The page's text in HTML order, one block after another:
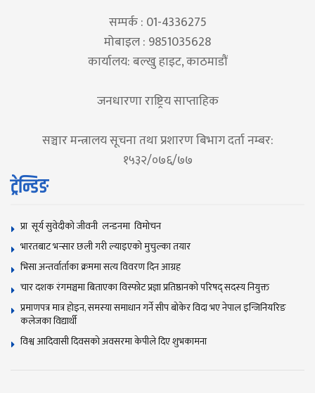
सम्पर्क : 01-4336275
मोबाइल : 9851035628
कार्यालय: बल्खु हाइट, काठमाडौं
जनधारणा राष्ट्रिय साप्ताहिक
सञ्चार मन्त्रालय सूचना तथा प्रशारण बिभाग दर्ता नम्बर:
१५३२/०७६/७७
ट्रेन्डिङ
प्रा सूर्य सुवेदीको जीवनी लन्डनमा विमोचन
भारतबाट भन्सार छली गरी ल्याइएको मुचुल्का तयार
भिसा अन्तर्वार्ताका क्रममा सत्य विवरण दिन आग्रह
चार दशक रंगमञ्चमा बिताएका विस्फोट प्रज्ञा प्रतिष्ठानको परिषद् सदस्य नियुक्त
प्रमाणपत्र मात्र होइन, समस्या समाधान गर्ने सीप बोकेर विदा भए नेपाल इन्जिनियरिङ
कलेजका विद्यार्थी
विश्व आदिवासी दिवसकाे अवसरमा केपीले दिए शुभकामना